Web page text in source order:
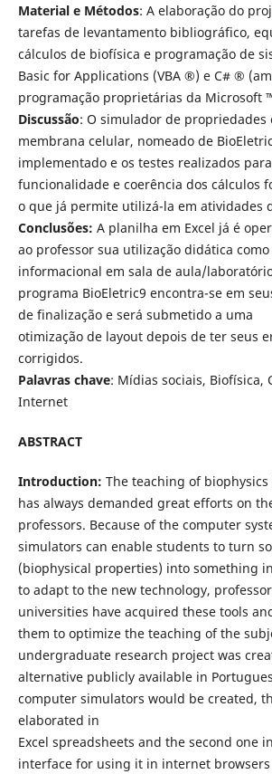
Material e Métodos: A elaboração do
tarefas de levantamento bibliográfico,
cálculos de biofísica e programação de
Basic for Applications (VBA ®) e C# ®
programação proprietárias da Microsoft
Discussão: O simulador de propriedades
membrana celular, nomeado de
implementado e os testes realizados
funcionalidade e coerência dos cálculos
o que já permite utilizá-la em atividades
Conclusões: A planilha em Excel já é
ao professor sua utilização didática
informacional em sala de aula/
programa BioEletric9 encontra-se em
de finalização e será submetido a uma
otimização de layout depois de ter seus
corrigidos.
Palavras chave: Mídias sociais, Biofísica,
Internet
ABSTRACT
Introduction: The teaching of
has always demanded great efforts on
professors. Because of the computer
simulators can enable students to turn
(biophysical properties) into something
to adapt to the new technology,
universities have acquired these tools
them to optimize the teaching of the
undergraduate research project was
alternative publicly available in
computer simulators would be created,
elaborated in
Excel spreadsheets and the second one
interface for using it in internet